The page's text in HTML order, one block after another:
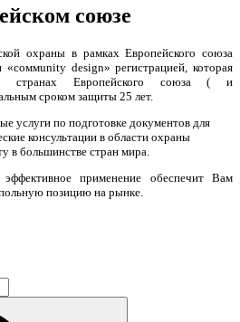
союзе
охраны в рамках Европейского союза
«соммunity design» регистрацией, которая
странах Европейского союза ( и
сроком защиты 25 лет.
услуги по подготовке документов для
консультации в области охраны
в большинстве стран мира.
применение обеспечит Вам
позицию на рынке.